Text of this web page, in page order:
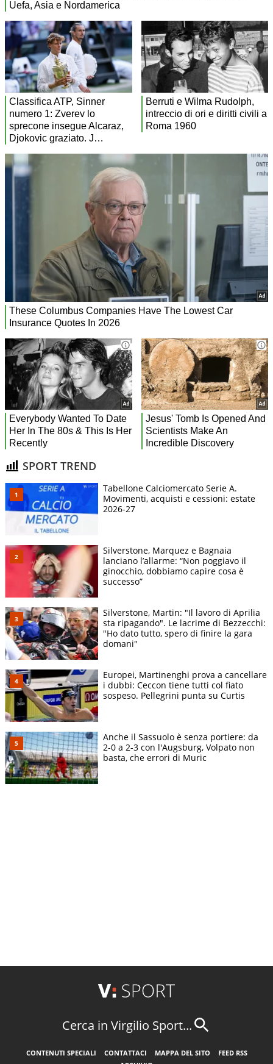
SPORT TREND
Tabellone Calciomercato Serie A.
Movimenti, acquisti e cessioni: estate
2026-27
Silverstone, Marquez e Bagnaia
lanciano l’allarme: “Non poggiavo il
ginocchio, dobbiamo capire cosa è
successo”
Silverstone, Martin: "Il lavoro di Aprilia
sta ripagando". Le lacrime di Bezzecchi:
"Ho dato tutto, spero di finire la gara
domani"
Europei, Martinenghi prova a cancellare
i dubbi: Ceccon tiene tutti col fiato
sospeso. Pellegrini punta su Curtis
Anche il Sassuolo è senza portiere: da
2-0 a 2-3 con l'Augsburg, Volpato non
basta, che errori di Muric
Cerca in Virgilio Sport...
CONTENUTI SPECIALI CONTATTACI MAPPA DEL SITO
FEED RSS